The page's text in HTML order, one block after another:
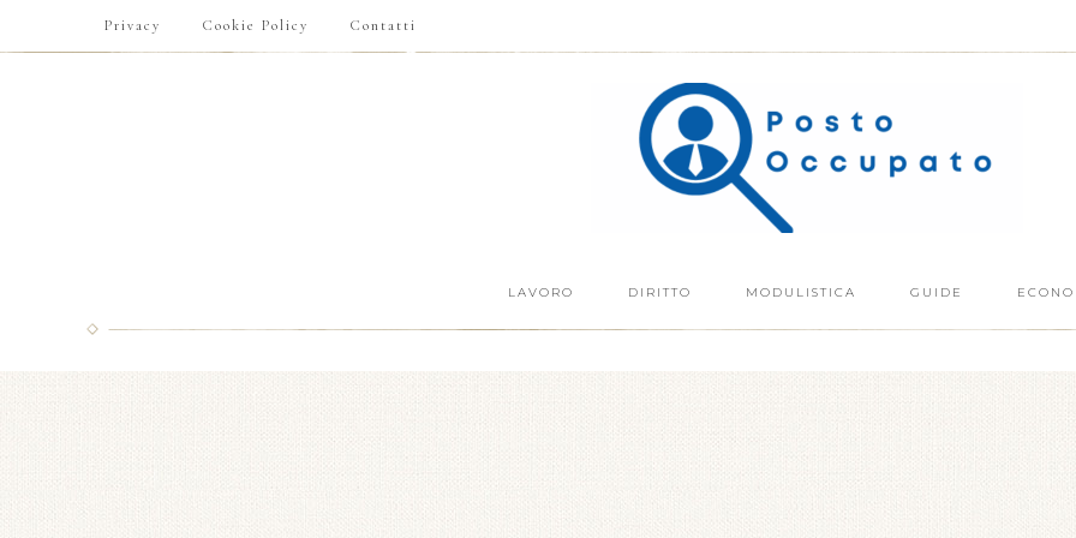
Privacy Cookie Policy Contatti
LAVORO DIRITTO MODULISTICA GUIDE